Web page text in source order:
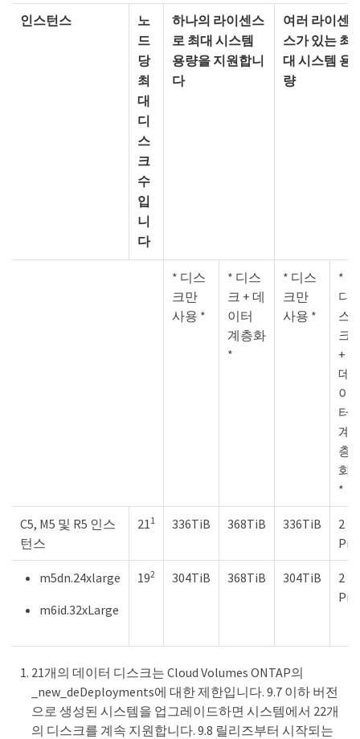
인스턴스
노
드
당
최
대
디
스
크
수
입
니
다
하나의 라이센스
로 최대 시스템
용량을 지원합니
다
여러 라이센
스가 있는 최
대 시스템 용
량
* 디스
크만
사용 *
* 디스
크 + 데
이터
계층화
*
* 디스
크만
사용 *
*
디
스
크
+
데
이
터
계
층
화
*
C5, M5 및 R5 인스
턴스
211 336TiB 368TiB 336TiB
2
PiB
m5dn.24xlarge
m6id.32xLarge
192 304TiB 368TiB 304TiB
2
PiB
21개의 데이터 디스크는 Cloud Volumes ONTAP의
_new_deDeployments에 대한 제한입니다. 9.7 이하 버전
으로 생성된 시스템을 업그레이드하면 시스템에서 22개
의 디스크를 계속 지원합니다. 9.8 릴리즈부터 시작되는